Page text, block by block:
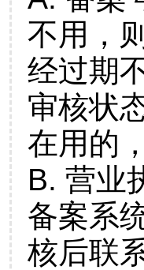
不用，
经过期
审核状
在用的
B. 营业
备案系
核后联